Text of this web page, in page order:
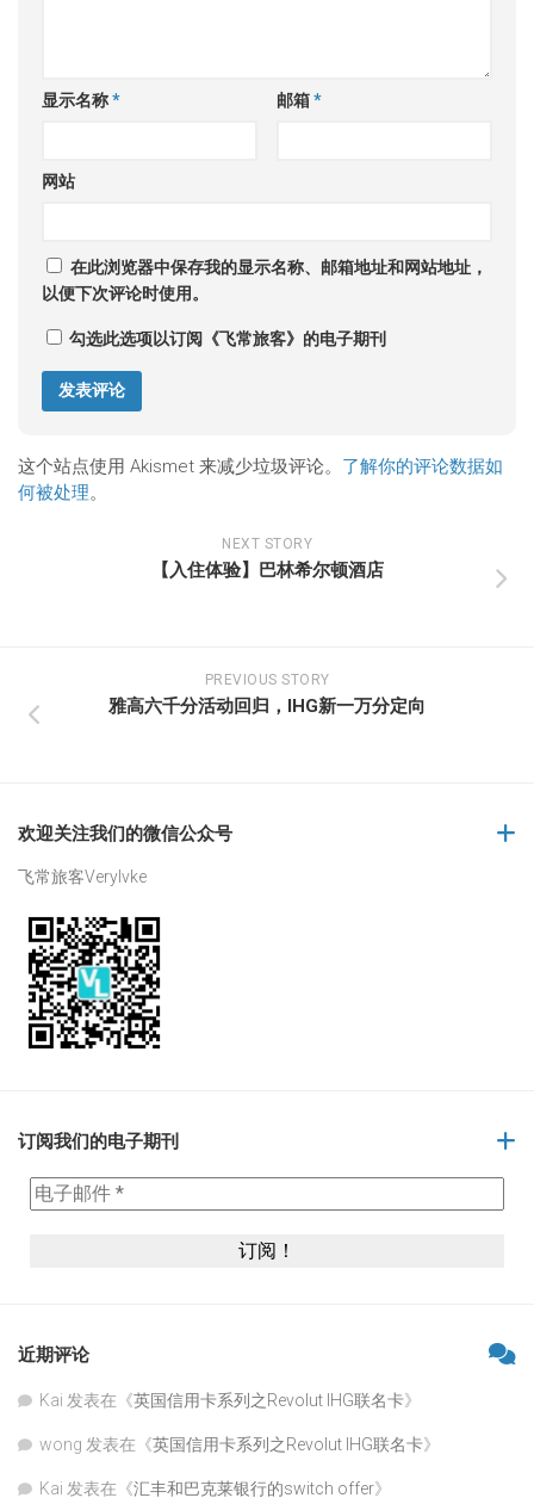
显示名称* 邮箱*
网站
在此浏览器中保存我的显示名称、邮箱地址和网站地址，
以便下次评论时使用。
勾选此选项以订阅《飞常旅客》的电子期刊
这个站点使用 Akismet 来减少垃圾评论。 了解你的评论数据如
何被处理。
NEXT STORY
【入住体验】巴林希尔顿酒店
PREVIOUS STORY
雅高六千分活动回归，IHG新一万分定向
欢迎关注我们的微信公众号
飞常旅客Verylvke
订阅我们的电子期刊
近期评论
Kai 发表在《英国信用卡系列之Revolut IHG联名卡》
wong 发表在《英国信用卡系列之Revolut IHG联名卡》
Kai 发表在《汇丰和巴克莱银行的switch offer》